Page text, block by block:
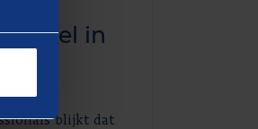
in
blijkt dat